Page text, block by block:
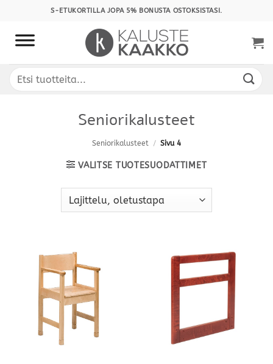
content
S-ETUKORTILLA JOPA 5% BONUSTA OSTOKSISTASI.
Etsi:
Seniorikalusteet
Seniorikalusteet / Sivu 4
VALITSE TUOTESUODATTIMET